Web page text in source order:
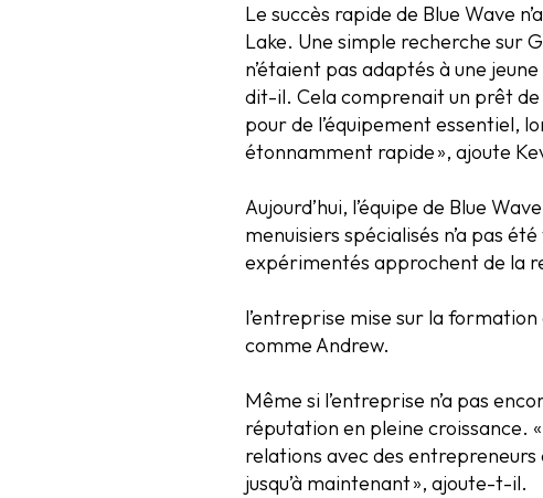
Le succès rapide de Blue Wave
Lake. Une simple recherche sur
n’étaient pas adaptés à une
dit-il. Cela comprenait un prêt
pour de l’équipement essentiel,
étonnamment rapide », ajoute
Aujourd’hui, l’équipe de Blue
menuisiers spécialisés n’a pas
expérimentés approchent de la
l’entreprise mise sur la
comme Andrew.
Même si l’entreprise n’a pas
réputation en pleine croissance. «
relations avec des entrepreneurs
jusqu’à maintenant », ajoute-t-il.